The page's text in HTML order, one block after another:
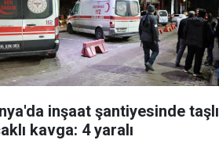
inşaat şantiyesinde taşlı
kavga: 4 yaralı